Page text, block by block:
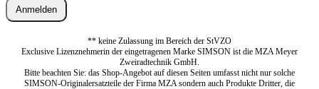
Anmelden
** keine Zulassung im Bereich der StVZO
Exclusive Lizenznehmerin der eingetragenen Marke SIMSON ist die MZA Meyer
Zweiradtechnik GmbH.
Bitte beachten Sie: das Shop-Angebot auf diesen Seiten umfasst nicht nur solche
SIMSON-Originalersatzteile der Firma MZA sondern auch Produkte Dritter, die